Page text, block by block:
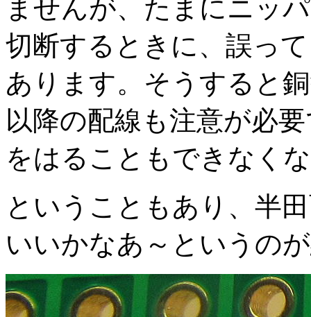
ませんが、たまにニッ
切断するときに、誤っ
あります。そうすると
以降の配線も注意が必
をはることもできなく
ということもあり、半
いいかなあ～というの